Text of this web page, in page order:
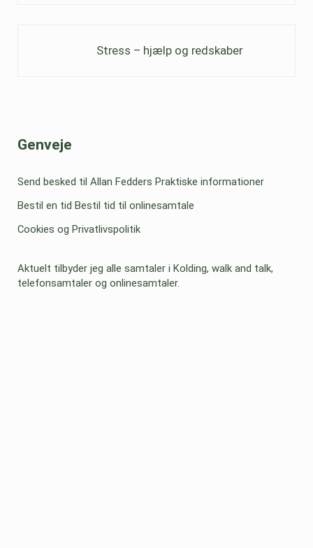
Stress – hjælp og redskaber
Sidebar
Genveje
Send besked til Allan Fedders Praktiske informationer
Bestil en tid Bestil tid til onlinesamtale
Cookies og Privatlivspolitik
Aktuelt tilbyder jeg alle samtaler i Kolding, walk and talk,
telefonsamtaler og onlinesamtaler.